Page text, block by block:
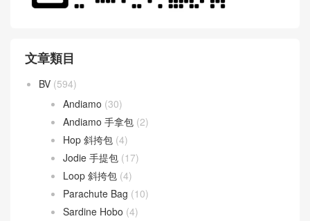
文章類目
BV (594)
Andiamo (30)
Andiamo 手拿包 (2)
Hop 斜挎包 (4)
Jodie 手提包 (17)
Loop 斜挎包 (4)
Parachute Bag (10)
Sardine Hobo (4)